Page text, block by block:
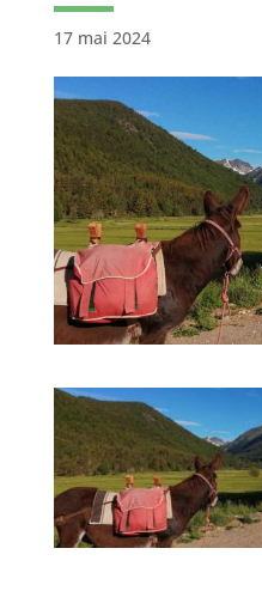
17 mai 2024